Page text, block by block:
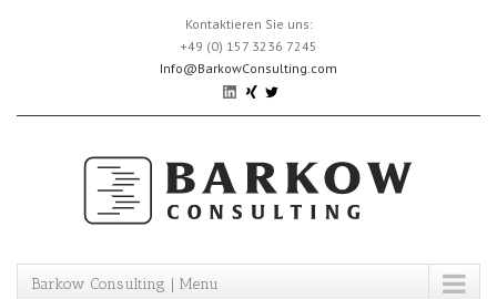
Kontaktieren Sie uns:
+49 (0) 157 3236 7245
Info@BarkowConsulting.com
Barkow Consulting | Menu